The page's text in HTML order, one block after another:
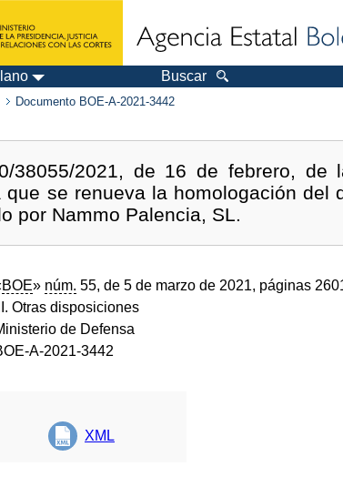
Buscar
Documento BOE-A-2021-3442
38055/2021, de 16 de febrero, de
que se renueva la homologación del
por Nammo Palencia, SL.
BOE» núm. 55, de 5 de marzo de 2021, páginas
III. Otras disposiciones
de Defensa
A-2021-3442
XML